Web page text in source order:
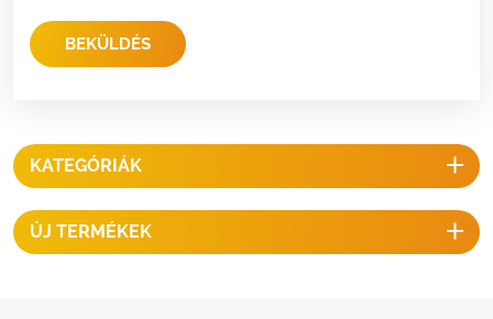
BEKÜLDÉS
KATEGÓRIÁK
ÚJ TERMÉKEK